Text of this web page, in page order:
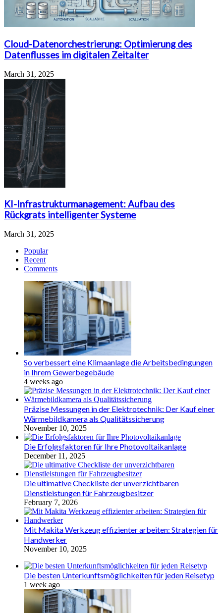
Cloud-Datenorchestrierung: Optimierung des
Datenflusses im digitalen Zeitalter
March 31, 2025
KI-Infrastrukturmanagement: Aufbau des
Rückgrats intelligenter Systeme
March 31, 2025
Popular
Recent
Comments
So verbessert eine Klimaanlage die Arbeitsbedingungen
in Ihrem Gewerbegebäude
4 weeks ago
Präzise Messungen in der Elektrotechnik: Der Kauf einer
Wärmebildkamera als Qualitätssicherung
November 10, 2025
Die Erfolgsfaktoren für Ihre Photovoltaikanlage
December 11, 2025
Die ultimative Checkliste der unverzichtbaren
Dienstleistungen für Fahrzeugbesitzer
February 7, 2026
Mit Makita Werkzeug effizienter arbeiten: Strategien für
Handwerker
November 10, 2025
Die besten Unterkunftsmöglichkeiten für jeden Reisetyp
1 week ago